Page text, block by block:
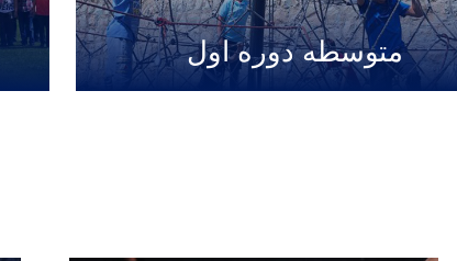
متوسطه دوره اول